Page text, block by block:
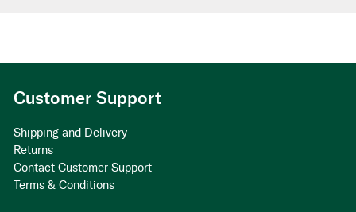
Customer Support
Shipping and Delivery
Returns
Contact Customer Support
Terms & Conditions